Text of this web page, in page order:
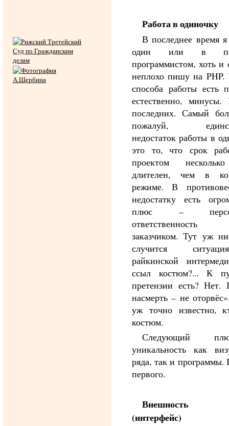
Работа в одиночку
В последнее время
один или в
программистом, хоть и
неплохо пишу на PHP.
способа работы есть
естественно,
последних. Самый
пожалуй,
недостаток работы в
это то, что срок
проектом
длителен, чем в
режиме. В
недостатку есть
плюс –
заказчиком. Тут уж
случится
райкинской
ссыл костюм?... К
претензии есть? Нет.
насмерть – не
уж точно известно,
костюм.
Следующий
уникальность как
ряда, так и программы.
первого.
Внешность
(интерфейс)